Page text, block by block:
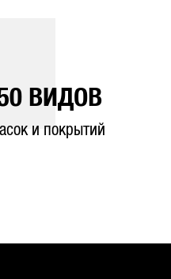
ВИДОВ
и покрытий